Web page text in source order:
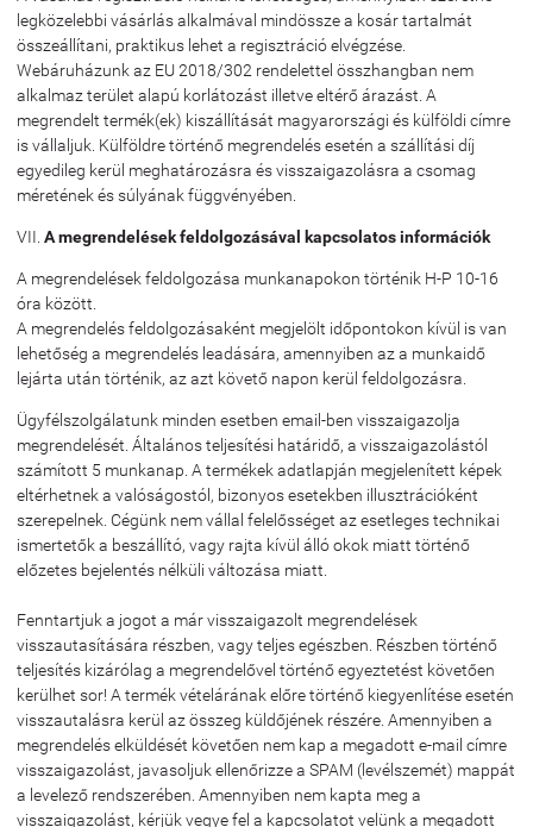
legközelebbi vásárlás alkalmával mindössze a kosár tartalmát
összeállítani, praktikus lehet a regisztráció elvégzése.
Webáruházunk az EU 2018/302 rendelettel összhangban nem
alkalmaz terület alapú korlátozást illetve eltérő árazást. A
megrendelt termék(ek) kiszállítását magyarországi és külföldi címre
is vállaljuk. Külföldre történő megrendelés esetén a szállítási díj
egyedileg kerül meghatározásra és visszaigazolásra a csomag
méretének és súlyának függvényében.
VII. A megrendelések feldolgozásával kapcsolatos információk
A megrendelések feldolgozása munkanapokon történik H-P 10-16
óra között.
A megrendelés feldolgozásaként megjelölt időpontokon kívül is van
lehetőség a megrendelés leadására, amennyiben az a munkaidő
lejárta után történik, az azt követő napon kerül feldolgozásra.
Ügyfélszolgálatunk minden esetben email-ben visszaigazolja
megrendelését. Általános teljesítési határidő, a visszaigazolástól
számított 5 munkanap. A termékek adatlapján megjelenített képek
eltérhetnek a valóságostól, bizonyos esetekben illusztrációként
szerepelnek. Cégünk nem vállal felelősséget az esetleges technikai
ismertetők a beszállító, vagy rajta kívül álló okok miatt történő
előzetes bejelentés nélküli változása miatt.
Fenntartjuk a jogot a már visszaigazolt megrendelések
visszautasítására részben, vagy teljes egészben. Részben történő
teljesítés kizárólag a megrendelővel történő egyeztetést követően
kerülhet sor! A termék vételárának előre történő kiegyenlítése esetén
visszautalásra kerül az összeg küldőjének részére. Amennyiben a
megrendelés elküldését követően nem kap a megadott e-mail címre
visszaigazolást, javasoljuk ellenőrizze a SPAM (levélszemét) mappát
a levelező rendszerében. Amennyiben nem kapta meg a
visszaigazolást, kérjük vegye fel a kapcsolatot velünk a megadott